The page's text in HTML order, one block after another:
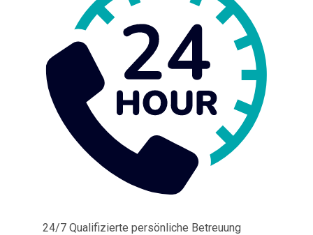
24/7 Qualifizierte persönliche Betreuung